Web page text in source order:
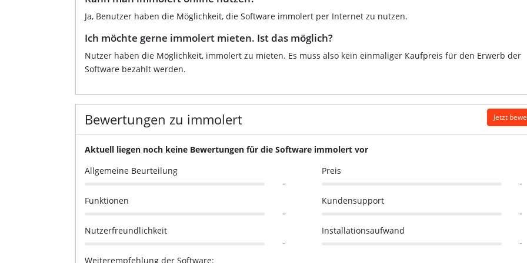
Ja, Benutzer haben die Möglichkeit, die Software immolert per Internet zu nutzen.
Ich möchte gerne immolert mieten. Ist das möglich?
Nutzer haben die Möglichkeit, immolert zu mieten. Es muss also kein einmaliger Kaufpreis für den Erwerb der
Software bezahlt werden.
Bewertungen zu immolert Jetzt
Aktuell liegen noch keine Bewertungen für die Software immolert vor
Allgemeine Beurteilung
-
Preis
-
Funktionen
-
Kundensupport
-
Nutzerfreundlichkeit
-
Installationsaufwand
-
Weiterempfehlung der Software: